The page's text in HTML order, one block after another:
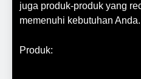
juga produk-produk yang
memenuhi kebutuhan Anda.
Produk: